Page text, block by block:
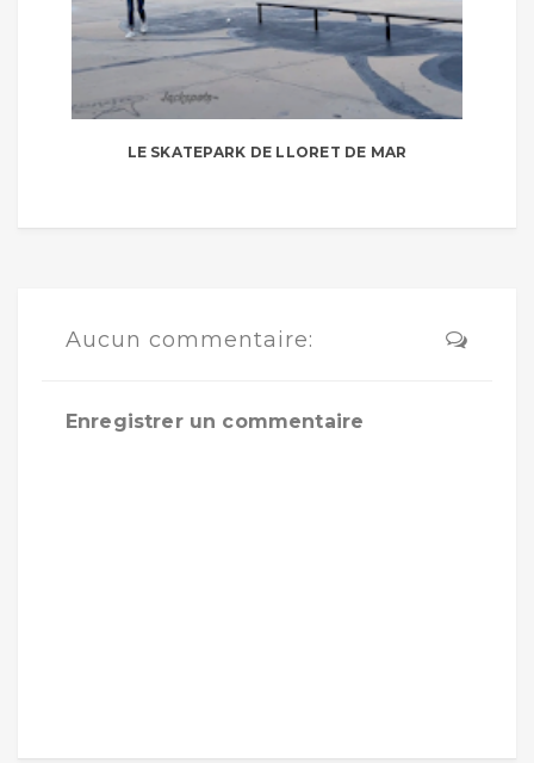
LE SKATEPARK DE LLORET DE MAR
Aucun commentaire:
Enregistrer un commentaire